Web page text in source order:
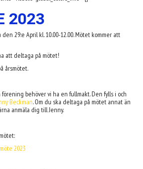
2023
29:e April kl. 10.00-12.00. Mötet kommer att
att deltaga på mötet!
årsmötet.
behöver vi ha en fullmakt. Den fylls i och
Beckman. Om du ska deltaga på mötet annat än
anmäla dig till Jenny.
2023